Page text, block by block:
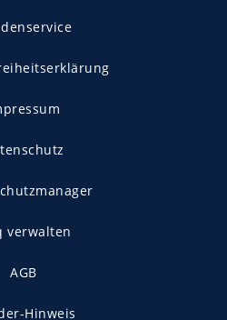
verwalten
AGB
Hinweis